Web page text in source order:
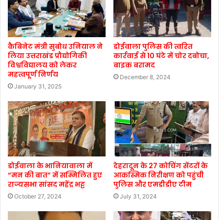
कैबिनेट मंत्री सुबोध उनियाल ने
लिया उत्तराखंड प्रौद्योगिकी
विश्वविद्यालय को लेकर
महत्वपूर्ण निर्णय
January 31, 2025
डोईवाला पुलिस की त्वरित
कार्रवाई से 10 घंटे में चोर दबोचा,
बाइक बरामद
December 8, 2024
डोईवाला के भानियावाला में
“मन की बात” में सम्मिलित हुए
राज्यसभा सांसद महेंद्र भट्ट
October 27, 2024
देहरादून के 27 कोचिंग सेंटरों के
आकस्मिक निरीक्षण को पहुंची
पुलिस और एमडीडीए टीम
July 31, 2024